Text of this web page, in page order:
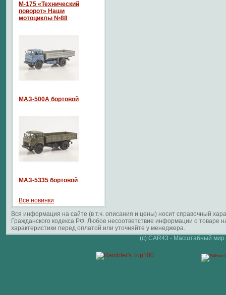
М-175 «Технический
поворот» Наши
мотоциклы №88
МАЗ-500А бортовой
МАЗ-5335 бортовой
Все новинки
Вся информация на сайте (в т.ч. описания и цены) носит справочный
Гражданского кодекса РФ. Любое несоответствие информации о
характеристики перед оплатой или уточняйте у менеджера.
(c) CAR43 - Масштабный мир